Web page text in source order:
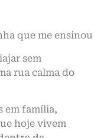
que me
sem
rua calma do
em família,
hoje vivem